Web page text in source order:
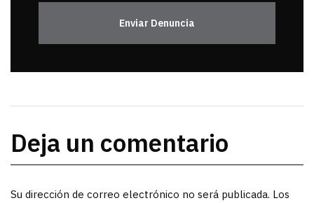
Enviar Denuncia
Deja un comentario
Su dirección de correo electrónico no será publicada. Los